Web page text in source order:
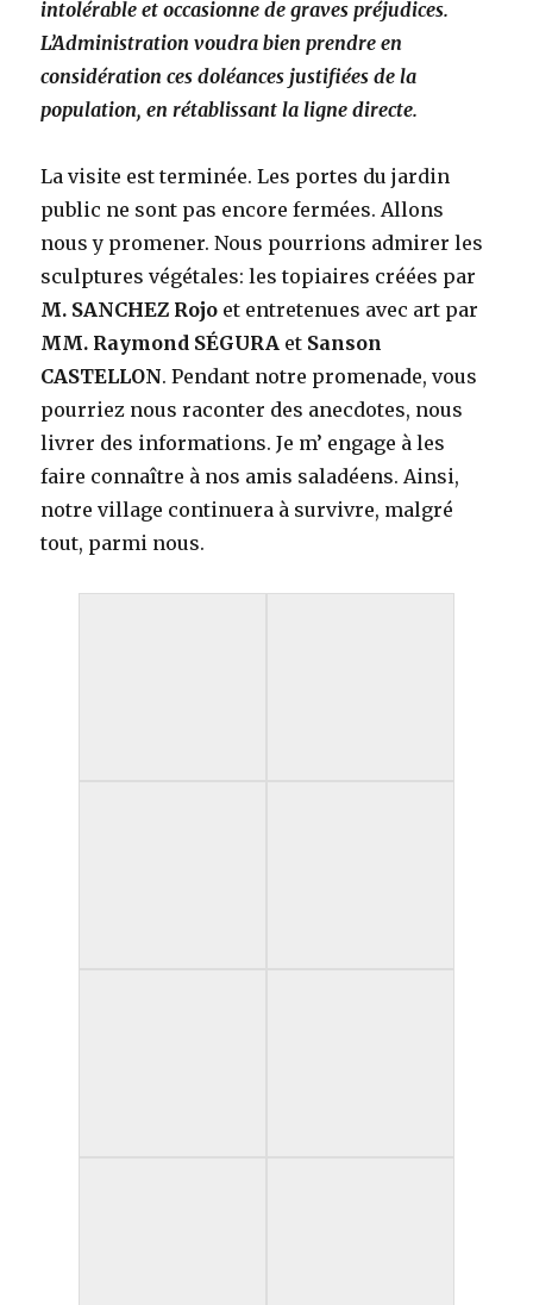
intolérable et occasionne de graves préjudices.
L’Administration voudra bien prendre en
considération ces doléances justifiées de la
population, en rétablissant la ligne directe.
La visite est terminée. Les portes du jardin
public ne sont pas encore fermées. Allons
nous y promener. Nous pourrions admirer les
sculptures végétales: les topiaires créées par
M. SANCHEZ Rojo et entretenues avec art par
MM. Raymond SÉGURA et Sanson
CASTELLON. Pendant notre promenade, vous
pourriez nous raconter des anecdotes, nous
livrer des informations. Je m’ engage à les
faire connaître à nos amis saladéens. Ainsi,
notre village continuera à survivre, malgré
tout, parmi nous.